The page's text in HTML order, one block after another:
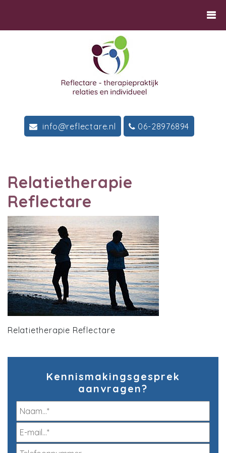
info@reflectare.nl 06-28976894
Relatietherapie
Reflectare
Relatietherapie Reflectare
Kennismakingsgesprek
aanvragen?